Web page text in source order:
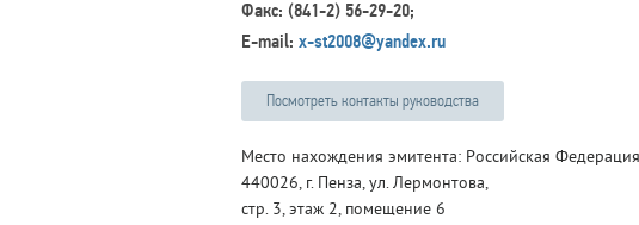
Факс: (841-2) 56-29-20;
E-mail: x-st2008@yandex.ru
Посмотреть контакты руководства
Место нахождения эмитента: Российская
440026, г. Пенза, ул. Лермонтова,
стр. 3, этаж 2, помещение 6